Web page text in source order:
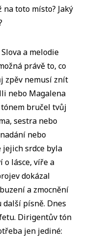
toto místo? Jaký
a melodie
právě to, co
zpěv nemusí znít
nebo Magalena
tónem bručel tvůj
sestra nebo
nebo
jejich srdce byla
o lásce, víře a
dokázal
a zmocnění
písně. Dnes
Dirigentův tón
jen jediné: